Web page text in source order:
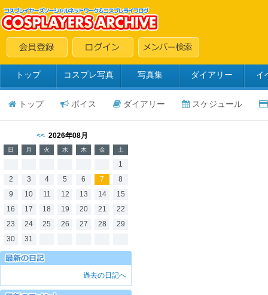
トップ コスプレ写真 写真集 ダイアリー イ
トップ ボイス ダイアリー スケジュール
<< 2026年08月
日 月 火 水 木 金 土
1
2
3 4 5 6 7
8
9
10 11 12 13 14
15
16
17 18 19 20 21
22
23
24 25 26 27 28
29
30
31
過去の日記へ